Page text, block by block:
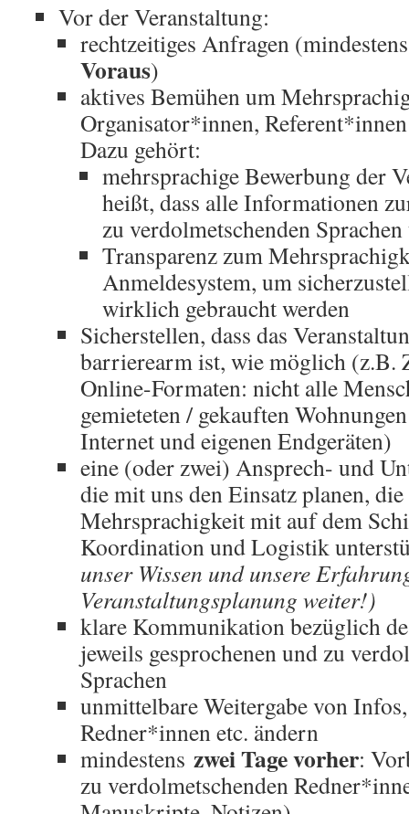
Vor der Veranstaltung:
rechtzeitiges Anfragen
Voraus)
aktives Bemühen um
Organisator*innen,
Dazu gehört:
mehrsprachige Bewerbung der
heißt, dass alle Informationen
zu verdolmetschenden
Transparenz zum
Anmeldesystem, um
wirklich gebraucht werden
Sicherstellen, dass das
barrierearm ist, wie möglich (z.B.
Online-Formaten: nicht alle
gemieteten / gekauften
Internet und eigenen Endgeräten)
eine (oder zwei) Ansprech- und
die mit uns den Einsatz planen,
Mehrsprachigkeit mit auf dem
Koordination und Logistik
unser Wissen und unsere
Veranstaltungsplanung weiter!)
klare Kommunikation bezüglich
jeweils gesprochenen und zu
Sprachen
unmittelbare Weitergabe von
Redner*innen etc. ändern
mindestens zwei Tage vorher:
zu verdolmetschenden